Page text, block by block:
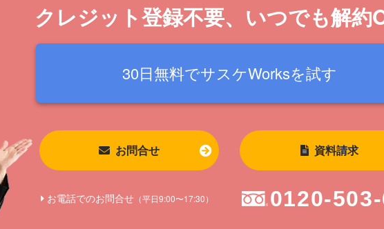
クレジット登録不要、 いつでも解約
30日無料でサスケWorksを試す
お問合せ 資料請求
お電話でのお問合せ （平日9:00〜17:30） 0120-